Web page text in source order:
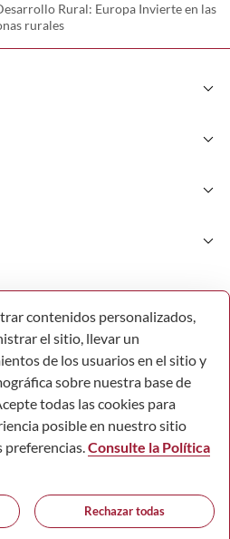
Rural: Europa Invierte en las
rurales
keyboard_arrow_down
keyboard_arrow_down
keyboard_arrow_down
keyboard_arrow_down
reservados.
de la Región de Murcia.
contenidos personalizados,
el sitio, llevar un
de los usuarios en el sitio y
sobre nuestra base de
todas las cookies para
posible en nuestro sitio
preferencias.Consulte la Política
Rechazar todas